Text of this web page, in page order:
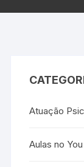
Atuação
Aulas no